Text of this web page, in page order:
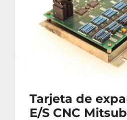
Tarjeta de
E/S CNC